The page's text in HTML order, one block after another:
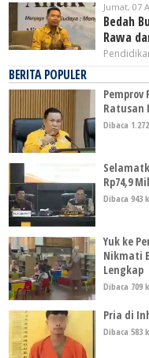
Jumat, 07
Bedah
Rawa
BERITA POPULER
Pemprov
Ratusan
Dibaca
Rp74,9
Dibaca 943
Yuk ke
Nikmati
Lengkap
Dibaca 709
Pria di
Dibaca 583